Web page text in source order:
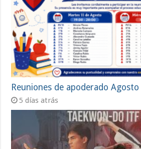
Reuniones de apoderado
5 días atrás